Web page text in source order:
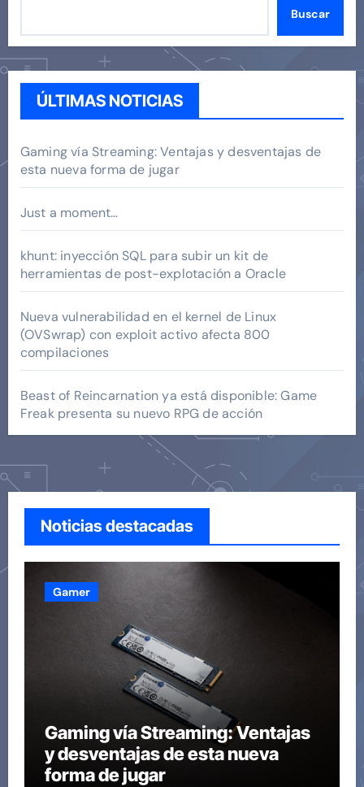
Buscar
ÚLTIMAS NOTICIAS
Gaming vía Streaming: Ventajas y desventajas de
esta nueva forma de jugar
Just a moment…
khunt: inyección SQL para subir un kit de
herramientas de post-explotación a Oracle
Nueva vulnerabilidad en el kernel de Linux
(OVSwrap) con exploit activo afecta 800
compilaciones
Beast of Reincarnation ya está disponible: Game
Freak presenta su nuevo RPG de acción
Noticias destacadas
Gamer
Gaming vía Streaming: Ventajas
y desventajas de esta nueva
forma de jugar